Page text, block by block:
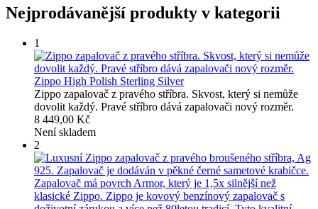
Nejprodávanější produkty v kategorii
1
Zippo High Polish Sterling Silver
Zippo zapalovač z pravého stříbra. Skvost, který si nemůže
dovolit každý. Pravé stříbro dává zapalovači nový rozměr.
8 449,00 Kč
Není skladem
2